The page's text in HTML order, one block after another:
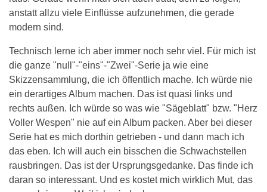
anstatt allzu viele Einflüsse aufzunehmen, die gerade
modern sind.
Technisch lerne ich aber immer noch sehr viel. Für mich ist
die ganze "null"-"eins"-"Zwei"-Serie ja wie eine
Skizzensammlung, die ich öffentlich mache. Ich würde nie
ein derartiges Album machen. Das ist quasi links und
rechts außen. Ich würde so was wie "Sägeblatt" bzw. "Herz
Voller Wespen" nie auf ein Album packen. Aber bei dieser
Serie hat es mich dorthin getrieben - und dann mach ich
das eben. Ich will auch ein bisschen die Schwachstellen
rausbringen. Das ist der Ursprungsgedanke. Das finde ich
daran so interessant. Und es kostet mich wirklich Mut, das